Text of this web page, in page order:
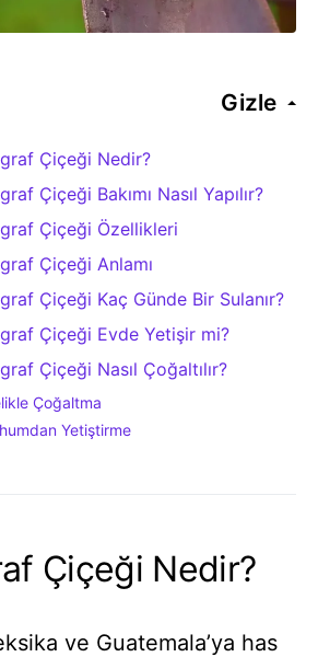
Gizle
Çiçeği Nedir?
Çiçeği Bakımı Nasıl Yapılır?
Çiçeği Özellikleri
Çiçeği Anlamı
Çiçeği Kaç Günde Bir Sulanır?
Çiçeği Evde Yetişir mi?
Çiçeği Nasıl Çoğaltılır?
Çoğaltma
Yetiştirme
Çiçeği Nedir?
ve Guatemala’ya has